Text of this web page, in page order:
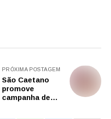
PRÓXIMA POSTAGEM
São Caetano
promove
campanha de